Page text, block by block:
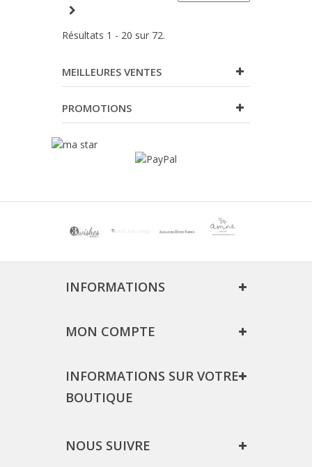
Résultats 1 - 20 sur 72.
MEILLEURES VENTES
PROMOTIONS
INFORMATIONS
MON COMPTE
INFORMATIONS SUR VOTRE
BOUTIQUE
NOUS SUIVRE